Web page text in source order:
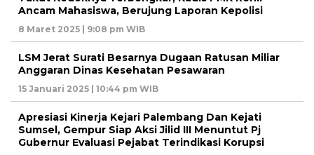
Ancam Mahasiswa, Berujung Laporan Kepolisi
8 Maret 2025 | 9:08 pm WIB
LSM Jerat Surati Besarnya Dugaan Ratusan Miliar
Anggaran Dinas Kesehatan Pesawaran
15 Januari 2025 | 10:44 pm WIB
Apresiasi Kinerja Kejari Palembang Dan Kejati
Sumsel, Gempur Siap Aksi Jilid III Menuntut Pj
Gubernur Evaluasi Pejabat Terindikasi Korupsi